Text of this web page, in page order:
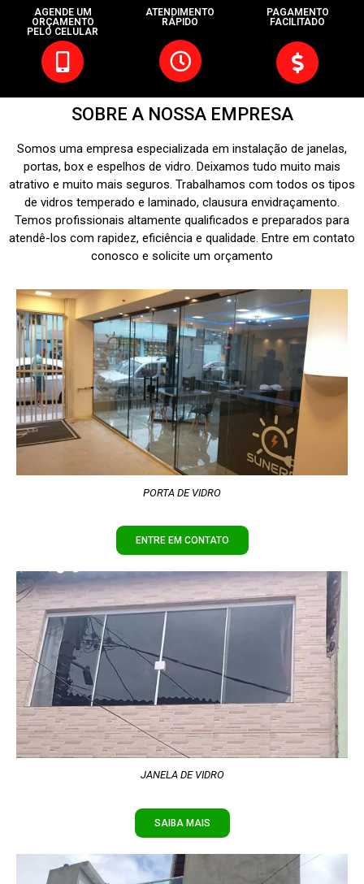
AGENDE UM
ORÇAMENTO
PELO CELULAR
ATENDIMENTO
RÁPIDO
PAGAMENTO
FACILITADO
SOBRE A NOSSA EMPRESA
Somos uma empresa especializada em instalação de janelas,
portas, box e espelhos de vidro. Deixamos tudo muito mais
atrativo e muito mais seguros. Trabalhamos com todos os tipos
de vidros temperado e laminado, clausura envidraçamento.
Temos profissionais altamente qualificados e preparados para
atendê-los com rapidez, eficiência e qualidade. Entre em contato
conosco e solicite um orçamento
PORTA DE VIDRO
ENTRE EM CONTATO
JANELA DE VIDRO
SAIBA MAIS